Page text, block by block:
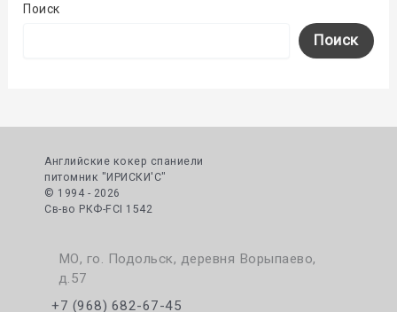
Поиск
Поиск
Английские кокер спаниели
питомник "ИРИСКИ'С"
© 1994 - 2026
Cв-во РКФ-FCI 1542
МО, го. Подольск, деревня Ворыпаево,
д.57
+7 (968) 682-67-45